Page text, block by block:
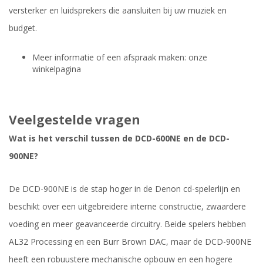
versterker en luidsprekers die aansluiten bij uw muziek en
budget.
Meer informatie of een afspraak maken: onze
winkelpagina
Veelgestelde vragen
Wat is het verschil tussen de DCD-600NE en de DCD-
900NE?
De DCD-900NE is de stap hoger in de Denon cd-spelerlijn en
beschikt over een uitgebreidere interne constructie, zwaardere
voeding en meer geavanceerde circuitry. Beide spelers hebben
AL32 Processing en een Burr Brown DAC, maar de DCD-900NE
heeft een robuustere mechanische opbouw en een hogere